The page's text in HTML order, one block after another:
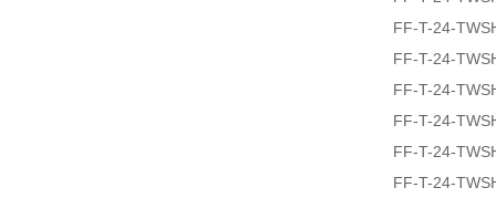
FF-T-24-
FF-T-24-
FF-T-24-
FF-T-24-
FF-T-24-
FF-T-24-